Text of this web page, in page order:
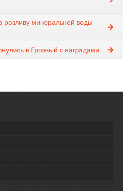
розливу минеральной воды
в Грозный с наградами